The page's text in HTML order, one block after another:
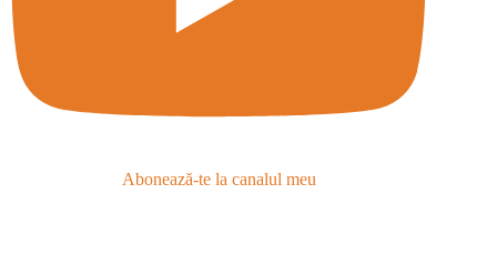
Abonează-te la canalul meu